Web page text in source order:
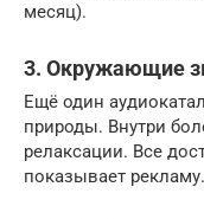
месяц).
3. Окружающие
Ещё один
природы. Внутри
релаксации. Все
показывает рекламу.